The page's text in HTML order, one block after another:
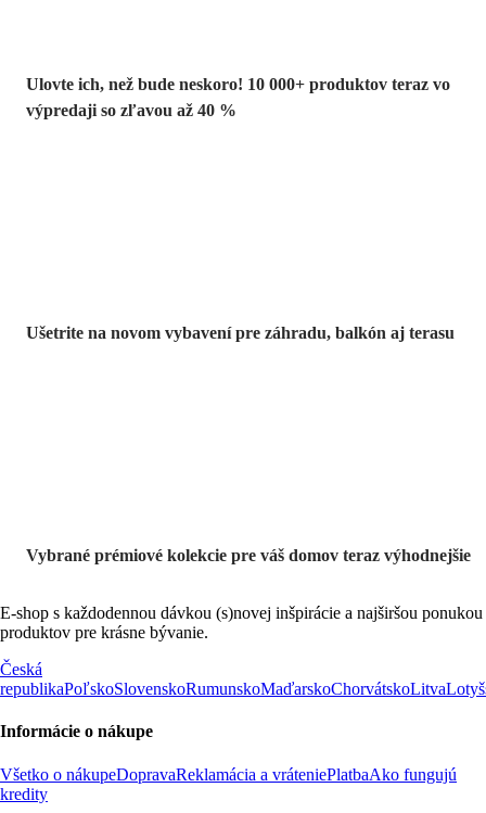
Ulovte ich, než bude neskoro! 10 000+ produktov teraz vo
výpredaji so zľavou až 40 %
Ušetrite na novom vybavení pre záhradu, balkón aj terasu
Vybrané prémiové kolekcie pre váš domov teraz výhodnejšie
E-shop s každodennou dávkou (s)novej inšpirácie a najširšou ponukou
produktov pre krásne bývanie.
Česká
republikaPoľskoSlovenskoRumunskoMaďarskoChorvátskoLitva
Informácie o nákupe
Všetko o nákupeDopravaReklamácia a vráteniePlatbaAko fungujú
kredity